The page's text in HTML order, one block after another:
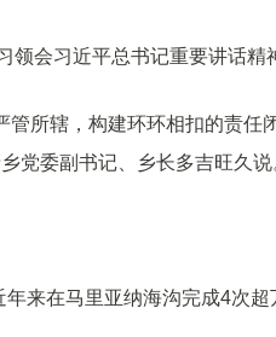
会习近平总书记重要讲话精
管所辖，构建环环相扣的责任
党委副书记、乡长多吉旺久说
年来在马里亚纳海沟完成4次超